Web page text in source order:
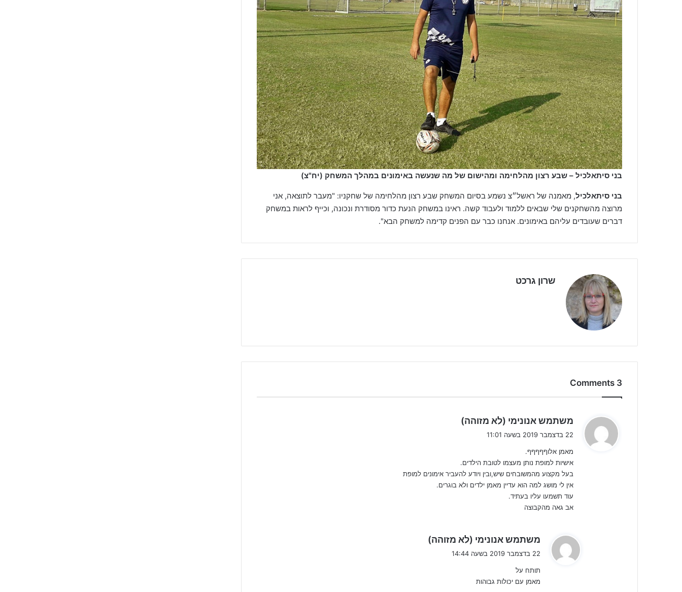
בני סיתאלכיל – שבע רצון מהלחימה ומהישום של מה שנעשה באימונים במהלך המשחק (יח"צ)
בני סיתאלכיל, מאמנה של ראשל״צ נשמע בסיום המשחק שבע רצון מהלחימה של שחקניו: "מעבר לתוצאה, אני
מרוצה מהשחקנים שלי שבאים ללמוד ולעבוד קשה. ראינו במשחק הנעת כדור מסודרת ונכונה, וכייף לראות במשחק
דברים שעובדים עליהם באימונים. אנחנו כבר עם הפנים קדימה למשחק הבא".
שרון גרכט
3 Comments
משתמש אנונימי (לא מזוהה)
22 בדצמבר 2019 בשעה 11:01
מאמן אלוףףףףף.
אישיות למופת נותן מעצמו לטובת הילדים.
בעל מקצוע מהמשובחים שיש,ובין ויודע להעביר אימונים למופת
אין לי מושג למה הוא עדיין מאמן ילדים ולא בוגרים.
עוד תשמעו עליו בעתיד.
אב גאה מהקבוצה
משתמש אנונימי (לא מזוהה)
22 בדצמבר 2019 בשעה 14:44
תותח על
מאמן עם יכולות גבוהות